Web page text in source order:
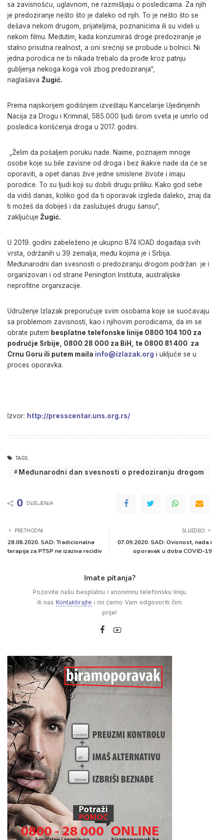
sa zavisnošću, uglavnom, ne razmišljaju o posledicama. Za njih
je predoziranje nešto što je daleko od njih. To je nešto što se
dešava nekom drugom, prijateljima, poznanicima ili su videli u
nekom filmu. Međutim, kada konzumiraš droge predoziranje je
stalno prisutna realnost, a oni srećniji se probude u bolnici. Ni
jedna porodica ne bi nikada trebalo da prođe kroz patnju
gubljenja nekoga koga voli zbog predoziranja“,
naglašava Žugić.
Prema najskorijem godišnjem izveštaju Kancelarije Ujedinjenih
Nacija za Drogu i Kriminal, 585.000 ljudi širom sveta je umrlo od
posledica korišćenja droga u 2017. godini.
„Želim da pošaljem poruku nade. Naime, poznajem mnoge
osobe koje su bile zavisne od droga i bez ikakve nade da će se
oporaviti, a opet danas žive jedne smislene živote i imaju
porodice. To su ljudi koji su dobili drugu priliku. Kako god sebe
da vidiš danas, koliko god da ti oporavak izgleda daleko, znaj da
ti možeš da dobiješ i da zaslužuješ drugu šansu“,
zaključuje Žugić.
U 2019. godini zabeleženo je ukupno 874 IOAD događaja svih
vrsta, održanih u 39 zemalja, među kojima je i Srbija.
Меđunarodni dan svesnosti o predoziranju drogom podržan je i
organizovan i od strane Penington Instituta, australijske
neprofitne organizacije.
Udruženje Izlazak preporučuje svim osobama koje se suočavaju
sa problemom zavisnosti, kao i njihovim porodicama, da im se
obrate putem besplatne telefonske linije 0800 104 100 za
područje Srbije, 0800 28 000 za BiH, te 0800 81 400 za
Crnu Goru ili putem maila info@izlazak.org i uključe se u
proces oporavka.
Izvor: http://presscentar.uns.org.rs/
TAGS:
Međunarodni dan svesnosti o predoziranju drogom
0 DIJELJENJA
PRETHODNI
28.08.2020. SAD: Tradicionalna
terapija za PTSP ne izaziva recidiv
SLIJEDEĆI
07.09.2020. SAD: Ovisnost, nada i
oporavak u doba COVID-19
Imate pitanja?
Pozovite našu besplatnu i anonimnu telefonsku liniju
ili nas Kontaktirajte i mi ćemo Vam odgovoriti čim
prije!